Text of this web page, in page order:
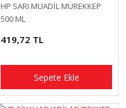
HP SARI MUADİL MÜREKKEP
500 ML
419,72 TL
Sepete Ekle